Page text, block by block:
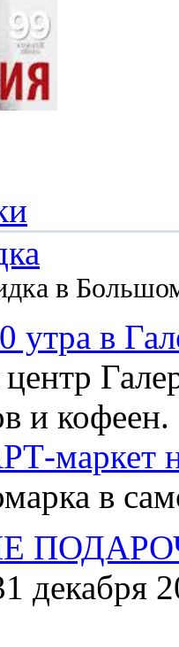
в
утра в
и кофеен.
маркет
в
декабря